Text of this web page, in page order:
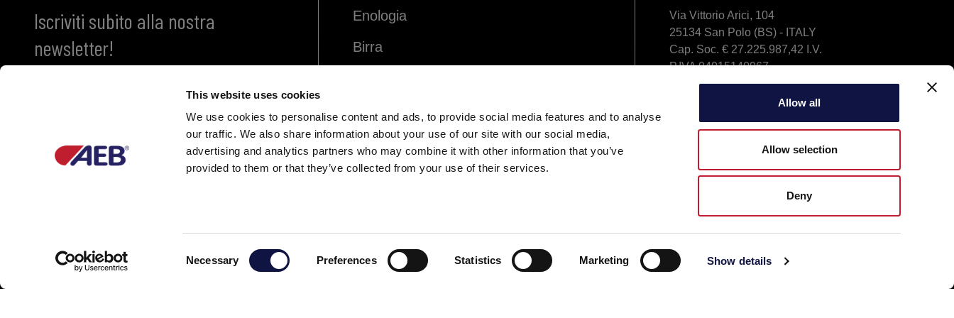
This website uses cookies
We use cookies to personalise content and ads, to provide social media features and to analyse
our traffic. We also share information about your use of our site with our social media,
advertising and analytics partners who may combine it with other information that you’ve
provided to them or that they’ve collected from your use of their services.
Necessary Preferences Statistics Marketing Show details
Allow all
Allow selection
Deny
Iscriviti subito alla nostra
newsletter!
Enologia
Birra
Via Vittorio Arici, 104
25134 San Polo (BS) - ITALY
Cap. Soc. € 27.225.987,42 I.V.
P.IVA 04015140967
Indicazioni e mappa
Phone: +39 030 23071
IT